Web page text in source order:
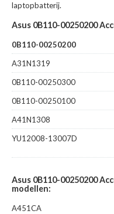
laptopbatterij.
Asus 0B110-00250200
0B110-00250200
A31N1319
0B110-00250300
0B110-00250100
A41N1308
YU12008-13007D
Asus 0B110-00250200
modellen:
A451CA